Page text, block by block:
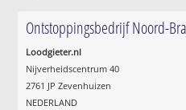
Ontstoppingsbedrijf Noord-
Loodgieter.nl
Nijverheidscentrum 40
2761 JP Zevenhuizen
NEDERLAND